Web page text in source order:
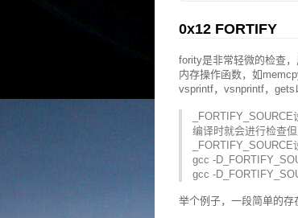
0x12 FORTIFY
fority是非常轻微的检查
内存操作函数，如
vsprintf，vsnprintf，gets
编译时就会进行检查
gcc -
gcc -
举个例子，一段简单的存